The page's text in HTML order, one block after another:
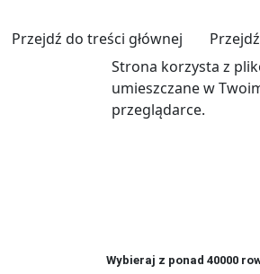
Przejdź do treści głównej
Strona korzysta z
umieszczane w
przeglądarce.
Wybieraj z ponad 40000